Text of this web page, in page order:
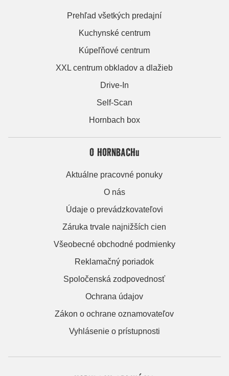
Prehľad všetkých predajní
Kuchynské centrum
Kúpeľňové centrum
XXL centrum obkladov a dlažieb
Drive-In
Self-Scan
Hornbach box
O HORNBACHu
Aktuálne pracovné ponuky
O nás
Údaje o prevádzkovateľovi
Záruka trvale najnižších cien
Všeobecné obchodné podmienky
Reklamačný poriadok
Spoločenská zodpovednosť
Ochrana údajov
Zákon o ochrane oznamovateľov
Vyhlásenie o prístupnosti